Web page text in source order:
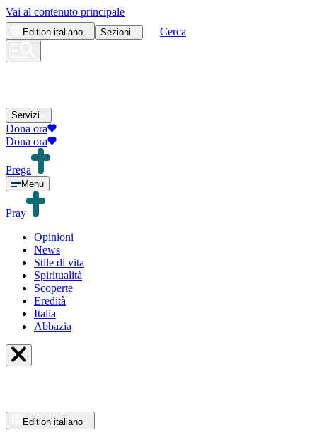
Vai al contenuto principale
Edition italiano Sezioni Cerca
Servizi
Dona ora
Dona ora
Prega
Menu
Pray
Opinioni
News
Stile di vita
Spiritualità
Scoperte
Eredità
Italia
Abbazia
Edition italiano